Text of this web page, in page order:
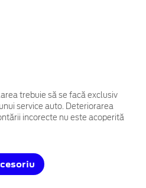
trebuie să se facă exclusiv
service auto. Deteriorarea
incorecte nu este acoperită